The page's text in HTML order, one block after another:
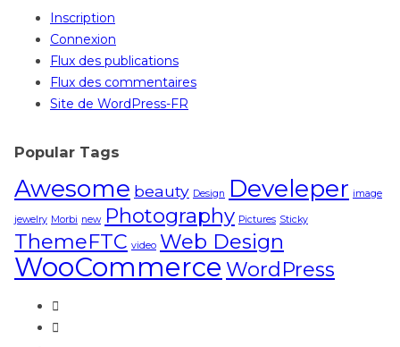
Inscription
Connexion
Flux des publications
Flux des commentaires
Site de WordPress-FR
Popular Tags
Awesome beauty Design Develeper image
jewelry Morbi new Photography Pictures Sticky
ThemeFTC video Web Design
WooCommerce WordPress